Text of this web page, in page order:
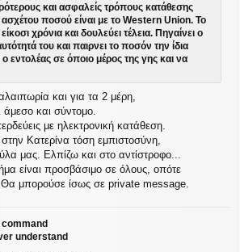
και ασφαλείς τρόπους κατάθεσης
ποσού είναι με το Western Union. Το
χρόνια και δουλεύει τέλεια. Πηγαίνει ο
του και παιρνει το ποσόν την ίδια
εντολέας σε όποιο μέρος της γης και να
και για τα 2 μέρη,
άμεσο και σύντομο.
με ηλεκτρονική κατάθεση.
Κατερίνα τόση εμπιστοσύνη,
μας. Ελπίζω και στο αντίστροφο...
είναι προσβάσιμο σε όλους, οπότε
μπορούσε ίσως σε private message.
command
understand